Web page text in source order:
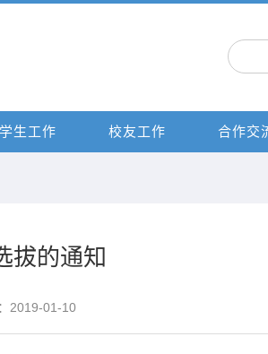
学生工作 校友工作 合作交
拔的通知
2019-01-10